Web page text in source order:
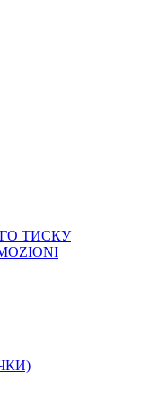
ДЛЯ ПАЛЬНОГО
ТИСКУ